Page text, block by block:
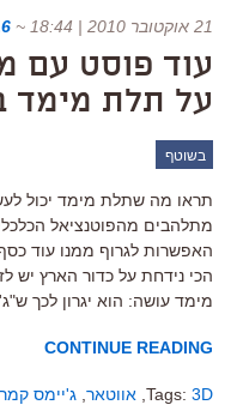
21 אוקטובר 2010 | 18:44 ~
עוד פוסט עם
על תלת מימד
בשוטף
תראו מה שתלת מימד יכול
מתלהבים מהפוטנציאל
האפשרות לגרוף ממנו עוד
הכי נידחת על כדור הארץ יש
מימד עושה: הוא יגרון לכך ש"ג'ק-אס 3 " (התלת
CONTINUE READING
Tags: 3D אווטאר ג'יימס